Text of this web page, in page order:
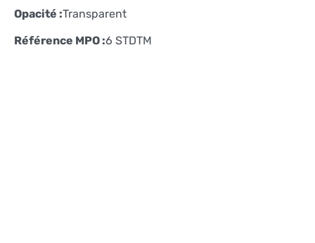
Opacité :Transparent
Référence MPO :6 STDTM